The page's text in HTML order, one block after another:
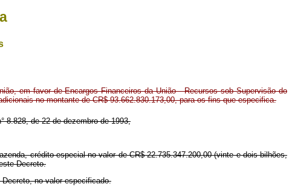
em favor de Encargos Financeiros da União - Recursos sob Supervisão do
no montante de CR$ 93.662.830.173,00, para os fins que especifica.
8.828, de 22 de dezembro de 1993,
crédito especial no valor de CR$ 22.735.347.200,00 (vinte e dois bilhões,
Decreto.
no valor especificado.